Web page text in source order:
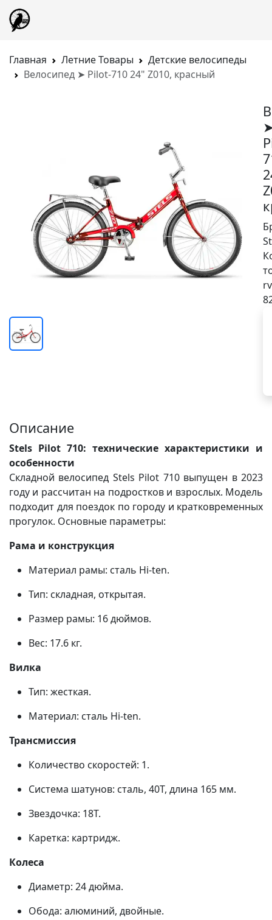
Главная Летние Товары
Детские велосипеды
Велосипед ➤ Pilot-710 24" Z010, красный
Описание
Stels Pilot 710: технические характеристики и
особенности
Складной велосипед Stels Pilot 710 выпущен в 2023
году и рассчитан на подростков и взрослых. Модель
подходит для поездок по городу и кратковременных
прогулок. Основные параметры:
Рама и конструкция
Материал рамы: сталь Hi-ten.
Тип: складная, открытая.
Размер рамы: 16 дюймов.
Вес: 17.6 кг.
Вилка
Тип: жесткая.
Материал: сталь Hi-ten.
Трансмиссия
Количество скоростей: 1.
Система шатунов: сталь, 40Т, длина 165 мм.
Звездочка: 18Т.
Каретка: картридж.
Колеса
Диаметр: 24 дюйма.
Обода: алюминий, двойные.